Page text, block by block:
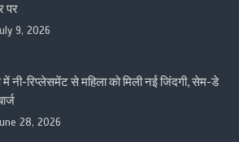
पर
9, 2026
नी-रिप्लेसमेंट से महिला को मिली नई जिंदगी, सेम-डे
28, 2026